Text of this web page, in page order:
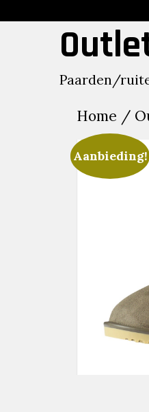
to
Paarden/
Home /
Aanbieding!